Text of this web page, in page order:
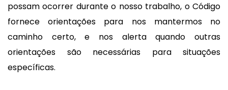
possam ocorrer durante o nosso trabalho, o Código
fornece orientações para nos mantermos no
caminho certo, e nos alerta quando outras
orientações são necessárias para situações
específicas.